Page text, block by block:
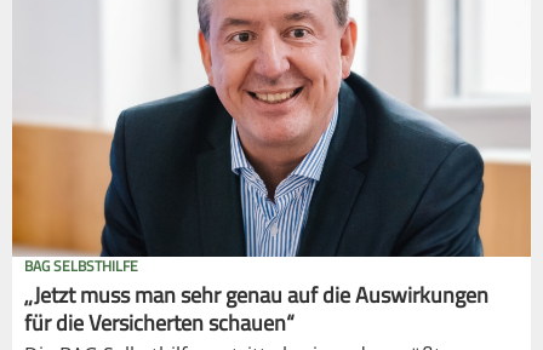
BAG SELBSTHILFE
„Jetzt muss man sehr genau auf die Auswirkungen
für die Versicherten schauen“